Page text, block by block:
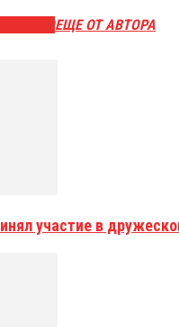
ЕЩЕ ОТ АВТОРА
участие в